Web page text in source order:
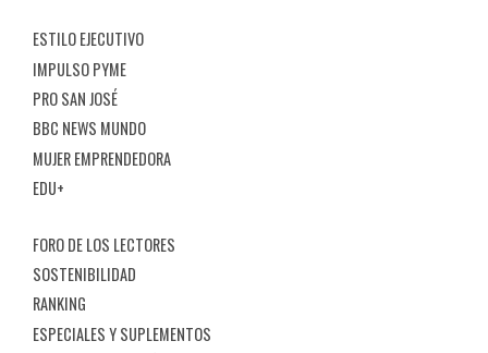
ESTILO EJECUTIVO
IMPULSO PYME
PRO SAN JOSÉ
BBC NEWS MUNDO
MUJER EMPRENDEDORA
EDU+
FORO DE LOS LECTORES
SOSTENIBILIDAD
RANKING
ESPECIALES Y SUPLEMENTOS